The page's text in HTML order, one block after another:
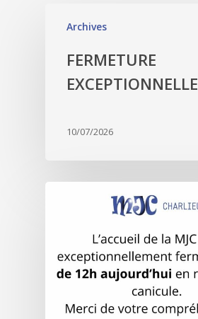
Archives
FERMETURE
EXCEPTIONNELLE
10/07/2026